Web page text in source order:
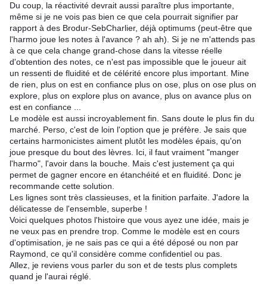
Du coup, la réactivité devrait aussi paraître plus importante,
même si je ne vois pas bien ce que cela pourrait signifier par
rapport à des Brodur-SebCharlier, déjà optimums (peut-être que
l'harmo joue les notes à l'avance ? ah ah). Si je ne m'attends pas
à ce que cela change grand-chose dans la vitesse réelle
d'obtention des notes, ce n'est pas impossible que le joueur ait
un ressenti de fluidité et de célérité encore plus important. Mine
de rien, plus on est en confiance plus on ose, plus on ose plus on
explore, plus on explore plus on avance, plus on avance plus on
est en confiance ...
Le modèle est aussi incroyablement fin. Sans doute le plus fin du
marché. Perso, c'est de loin l'option que je préfère. Je sais que
certains harmonicistes aiment plutôt les modèles épais, qu'on
joue presque du bout des lèvres. Ici, il faut vraiment "manger
l'harmo", l'avoir dans la bouche. Mais c'est justement ça qui
permet de gagner encore en étanchéité et en fluidité. Donc je
recommande cette solution.
Les lignes sont très classieuses, et la finition parfaite. J'adore la
délicatesse de l'ensemble, superbe !
Voici quelques photos l'histoire que vous ayez une idée, mais je
ne veux pas en prendre trop. Comme le modèle est en cours
d'optimisation, je ne sais pas ce qui a été déposé ou non par
Raymond, ce qu'il considère comme confidentiel ou pas.
Allez, je reviens vous parler du son et de tests plus complets
quand je l'aurai réglé.